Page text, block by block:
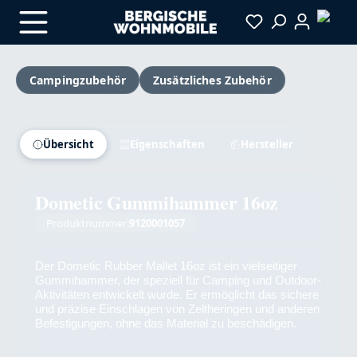
Zum Hauptinhalt springen
Campingzubehör
Zusätzliches Zubehör
Übersicht Eigenschaften Hersteller
Dometic Gummihammer 16oz
Produktnummer: 9120001057
Der Dometic Rubber Mallet 16oz ist ein vielseitiger
Gummihammer, der speziell für Camping und Outdoor-
Aktivitäten entwickelt wurde. Er ermöglicht das sichere
und präzise Einschlagen von Zeltheringen und anderen
Befestigungen, ohne das Material zu beschädigen.